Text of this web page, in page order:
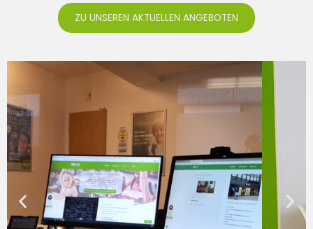
ZU UNSEREN AKTUELLEN ANGEBOTEN